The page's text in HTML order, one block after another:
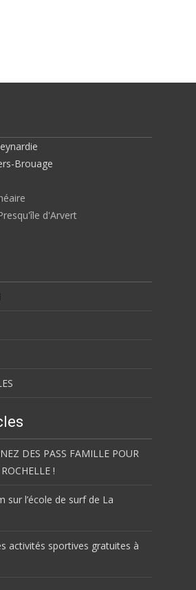
Brouage
d'Arvert
DES PASS FAMILLE POUR
!
sur l’école de surf de La
activités sportives gratuites à